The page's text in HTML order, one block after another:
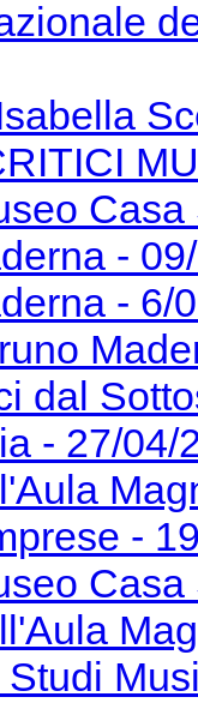
-
- 6/
dal
- 27/04/
-